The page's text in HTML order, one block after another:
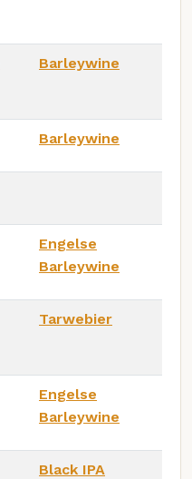
Barleywine
Barleywine
Engelse
Barleywine
Tarwebier
Engelse
Barleywine
Black IPA